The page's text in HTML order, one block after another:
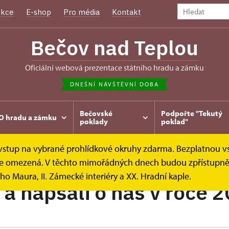
E-shop Pro média Kontakt
Bečov nad Teplou
oficiální webová prezentace státního hradu a zámku
DNEŠNÍ NÁVŠTĚVNÍ DOBA
hradu a zámku
Bečovské
poklady
Podpořte "Tekutý
poklad"
na vybrané prohlídkové okruhy zdarma. Bezplatnou
V těchto mimořádných dnech budou
Maura, II. Zámecké interiéry a XX. Hradní kaple.
ohlasy 2020
napsali o nás v roce